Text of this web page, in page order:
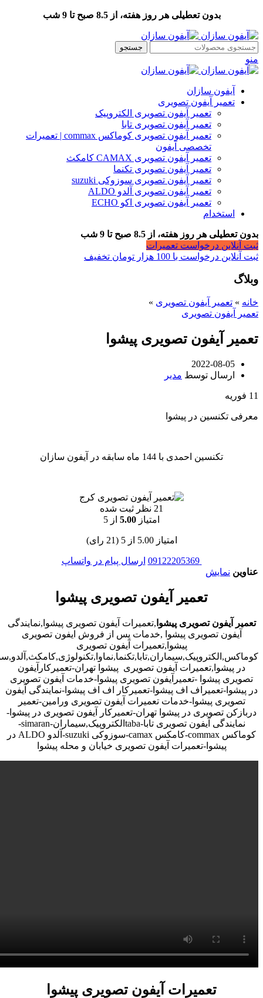
بدون تعطیلی هر روز هفته، از 8.5 صبح تا 9 شب
جستجو
منو
آیفون سازان
تعمیر آیفون تصویری
تعمیر آیفون تصویری الکتروپیک
تعمیر آیفون تصویری تابا
تعمیر آیفون تصویری کوماکس commax | تعمیرات
تخصصی آیفون
تعمیر آیفون تصویری CAMAX کامکث
تعمیر آیفون تصویری تکنما
تعمیر آیفون تصویری سوزوکی suzuki
تعمیر آیفون تصویری آلدو ALDO
تعمیر آیفون تصویری اکو ECHO
استخدام
بدون تعطیلی هر روز هفته، از 8.5 صبح تا 9 شب
ثبت آنلاین درخواست تعمیرات
ثبت آنلاین درخواست با 100 هزار تومان تخفیف
وبلاگ
خانه » تعمیر آیفون تصویری »
تعمیر آیفون تصویری
تعمیر آیفون تصویری پیشوا
2022-08-05
ارسال توسط مدیر
11 فوریه
معرفی تکنسین در پیشوا
تکنسین احمدی با 144 ماه سابقه در آیفون سازان
21 نظر ثبت شده
امتیاز 5.00 از 5
امتیاز 5.00 از 5 (21 رای)
09122205369
ارسال پیام در واتساپ
عناوین نمایش
تعمیر آیفون تصویری پیشوا
تعمیر آیفون تصویری پیشوا ,تعمیرات آیفون تصویری پیشوا,نمایندگی
آیفون تصویری پیشوا ,خدمات پس از فروش ایفون تصویری
پیشوا,تعمیرات آیفون تصویری
در پیشوا,تعمیرات آیفون تصویری پیشوا تهران-تعمیرکارآیفون
تصویری پیشوا -تعمیرآیفون تصویری پیشوا-خدمات آیفون تصویری
در پیشوا-تعمیراف اف پیشوا-تعمیرکار اف اف پیشوا-نمایندگی آیفون
تصویری پیشوا-خدمات تعمیرات آیفون تصویری ورامین-تعمیر
دربازکن تصویری در پیشوا تهران-تعمیرکار آیفون تصویری در پیشوا-
نمایندگی آیفون تصویری تابا-tabaالکتروپیک,سیماران-simaran-
کوماکس commax-کامکس camax-سوزوکی suzuki-آلدو ALDO در
پیشوا-تعمیرات آیفون تصویری خیابان و محله پیشوا
تعمیرات آیفون تصویری پیشوا